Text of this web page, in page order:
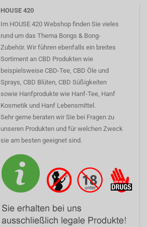
HOUSE 420
Im HOUSE 420 Webshop finden Sie vieles
rund um das Thema Bongs & Bong-
Zubehör. Wir führen ebenfalls ein breites
Sortiment an CBD Produkten wie
beispielsweise CBD-Tee, CBD Öle und
Sprays, CBD Blüten, CBD Süßigkeiten
sowie Hanfprodukte wie Hanf-Tee, Hanf
Kosmetik und Hanf Lebensmittel.
Sehr gerne beraten wir Sie bei Fragen zu
unseren Produkten und für welchen Zweck
sie am besten geeignet sind.